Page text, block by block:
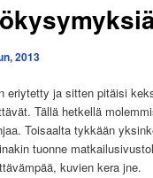
2013
eriytetty ja sitten pitäisi
Tällä hetkellä
Toisaalta tykkään
tuonne
kuvien kera jne.